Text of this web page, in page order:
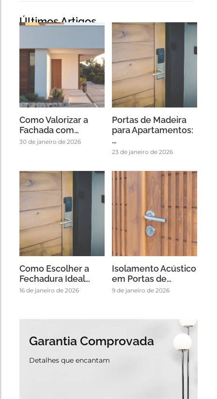
Últimos Artigos
Como Valorizar a
Fachada com…
30 de janeiro de 2026
Portas de Madeira
para Apartamentos:
…
23 de janeiro de 2026
Como Escolher a
Fechadura Ideal…
16 de janeiro de 2026
Isolamento Acústico
em Portas de…
9 de janeiro de 2026
Garantia Comprovada
Detalhes que encantam